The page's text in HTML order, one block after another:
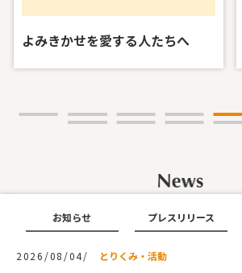
みきかせを愛する人たちへ
お知らせ プレスリリース
2026/08/04/ とりくみ・活動